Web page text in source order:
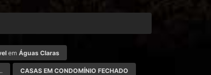
em Águas Claras
CASAS EM CONDOMÍNIO FECHADO